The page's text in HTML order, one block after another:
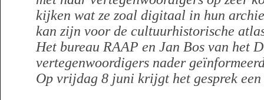
kijken wat ze zoal digitaal in hun
kan zijn voor de cultuurhistorische
Het bureau RAAP en Jan Bos van het
vertegenwoordigers nader
Op vrijdag 8 juni krijgt het gesprek